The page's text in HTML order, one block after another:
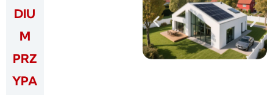
DIU
M
PRZ
YPA